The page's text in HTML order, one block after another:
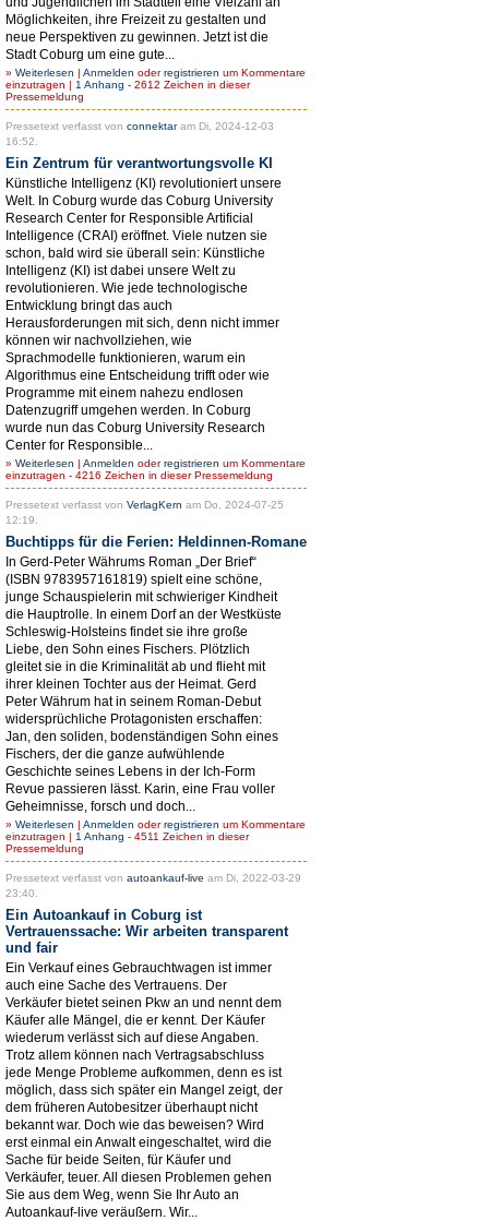
Möglichkeiten, ihre Freizeit zu gestalten und
neue Perspektiven zu gewinnen. Jetzt ist die
Stadt Coburg um eine gute...
» Weiterlesen | Anmelden oderregistrieren um Kommentare
einzutragen | 1 Anhang - 2612 Zeichen in dieser
Pressemeldung
Pressetext verfasst von connektaram Di, 2024-12-03
16:52.
Ein Zentrum für verantwortungsvolle KI
Künstliche Intelligenz (KI) revolutioniert unsere
Welt. In Coburg wurde das Coburg University
Research Center for Responsible Artificial
Intelligence (CRAI) eröffnet. Viele nutzen sie
schon, bald wird sie überall sein: Künstliche
Intelligenz (KI) ist dabei unsere Welt zu
revolutionieren. Wie jede technologische
Entwicklung bringt das auch
Herausforderungen mit sich, denn nicht immer
können wir nachvollziehen, wie
Sprachmodelle funktionieren, warum ein
Algorithmus eine Entscheidung trifft oder wie
Programme mit einem nahezu endlosen
Datenzugriff umgehen werden. In Coburg
wurde nun das Coburg University Research
Center for Responsible...
» Weiterlesen | Anmelden oderregistrieren um Kommentare
einzutragen - 4216 Zeichen in dieser Pressemeldung
Pressetext verfasst von VerlagKern am Do, 2024-07-25
12:19.
Buchtipps für die Ferien: Heldinnen-Romane
In Gerd-Peter Währums Roman „Der Brief“
(ISBN 9783957161819) spielt eine schöne,
junge Schauspielerin mit schwieriger Kindheit
die Hauptrolle. In einem Dorf an der Westküste
Schleswig-Holsteins findet sie ihre große
Liebe, den Sohn eines Fischers. Plötzlich
gleitet sie in die Kriminalität ab und flieht mit
ihrer kleinen Tochter aus der Heimat. Gerd
Peter Währum hat in seinem Roman-Debut
widersprüchliche Protagonisten erschaffen:
Jan, den soliden, bodenständigen Sohn eines
Fischers, der die ganze aufwühlende
Geschichte seines Lebens in der Ich-Form
Revue passieren lässt. Karin, eine Frau voller
Geheimnisse, forsch und doch...
» Weiterlesen | Anmelden oderregistrieren um Kommentare
einzutragen | 1 Anhang - 4511 Zeichen in dieser
Pressemeldung
Pressetext verfasst von autoankauf-live am Di, 2022-03-29
23:40.
Ein Autoankauf in Coburg ist
Vertrauenssache: Wir arbeiten transparent
und fair
Ein Verkauf eines Gebrauchtwagen ist immer
auch eine Sache des Vertrauens. Der
Verkäufer bietet seinen Pkw an und nennt dem
Käufer alle Mängel, die er kennt. Der Käufer
wiederum verlässt sich auf diese Angaben.
Trotz allem können nach Vertragsabschluss
jede Menge Probleme aufkommen, denn es ist
möglich, dass sich später ein Mangel zeigt, der
dem früheren Autobesitzer überhaupt nicht
bekannt war. Doch wie das beweisen? Wird
erst einmal ein Anwalt eingeschaltet, wird die
Sache für beide Seiten, für Käufer und
Verkäufer, teuer. All diesen Problemen gehen
Sie aus dem Weg, wenn Sie Ihr Auto an
Autoankauf-live veräußern. Wir...